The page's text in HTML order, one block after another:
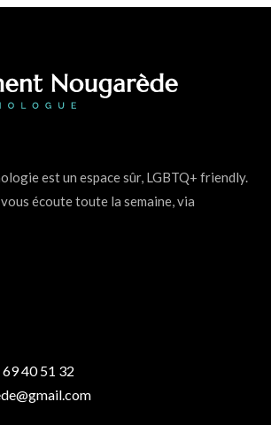
est un espace sûr, LGBTQ+ friendly.
écoute toute la semaine, via
40 51 32